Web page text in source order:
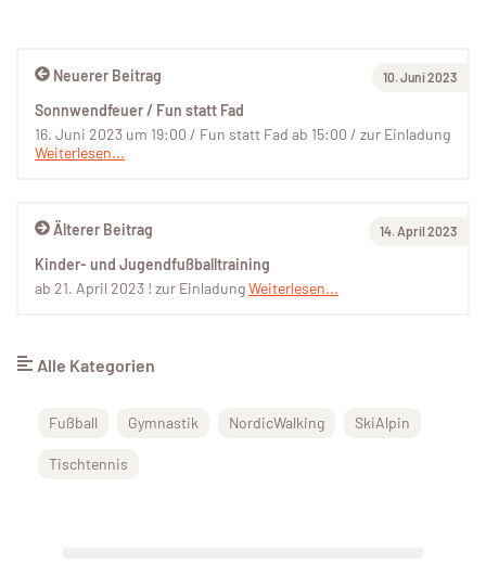
Älterer Beitrag 14. April 2023
Kinder- und Jugendfußballtraining
ab 21. April 2023 ! zur EinladungWeiterlesen...
Neuerer Beitrag 10. Juni 2023
Sonnwendfeuer / Fun statt Fad
16. Juni 2023 um 19:00 / Fun statt Fad ab 15:00 / zur Einladung
Weiterlesen...
Alle Kategorien
Fußball Gymnastik NordicWalking SkiAlpin
Tischtennis